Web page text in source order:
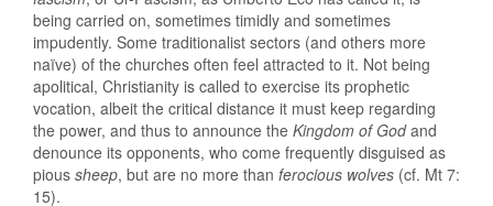
being carried on, sometimes timidly and sometimes
impudently. Some traditionalist sectors (and others more
naïve) of the churches often feel attracted to it. Not being
apolitical, Christianity is called to exercise its prophetic
vocation, albeit the critical distance it must keep regarding
the power, and thus to announce the Kingdom of Godand
denounce its opponents, who come frequently disguised as
pious sheep, but are no more than ferocious wolves (cf. Mt 7:
15).